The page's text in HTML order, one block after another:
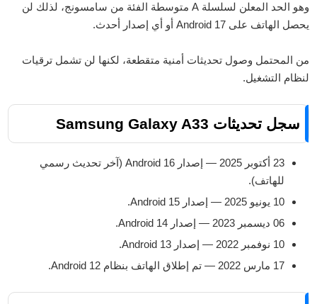
وهو الحد المعلن لسلسلة A متوسطة الفئة من سامسونج، لذلك لن
يحصل الهاتف على Android 17 أو أي إصدار أحدث.
من المحتمل وصول تحديثات أمنية متقطعة، لكنها لن تشمل ترقيات
لنظام التشغيل.
سجل تحديثات Samsung Galaxy A33
23 أكتوبر 2025 — إصدار Android 16 (آخر تحديث رسمي
للهاتف).
10 يونيو 2025 — إصدار Android 15.
06 ديسمبر 2023 — إصدار Android 14.
10 نوفمبر 2022 — إصدار Android 13.
17 مارس 2022 — تم إطلاق الهاتف بنظام Android 12.